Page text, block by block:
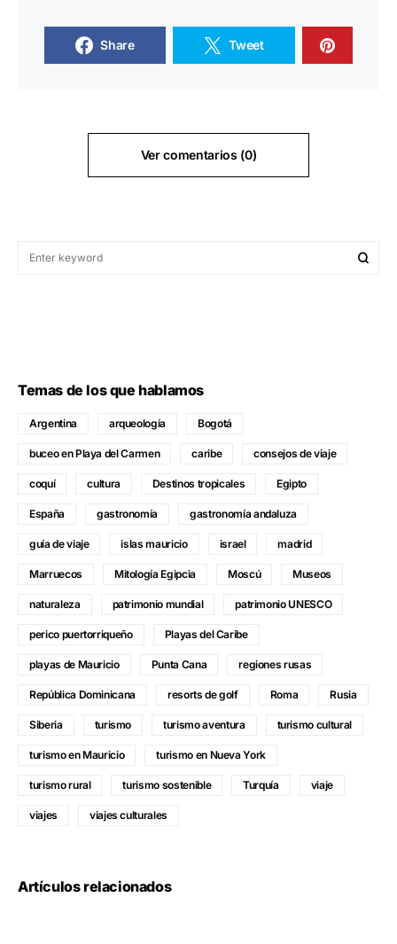
Share Tweet
Ver comentarios (0)
Temas de los que hablamos
Argentina arqueología Bogotá
buceo en Playa del Carmen caribe consejos de viaje
coquí cultura Destinos tropicales Egipto
España gastronomía gastronomía andaluza
guía de viaje islas mauricio israel madrid
Marruecos Mitología Egipcia Moscú Museos
naturaleza patrimonio mundial patrimonio UNESCO
perico puertorriqueño Playas del Caribe
playas de Mauricio Punta Cana regiones rusas
República Dominicana resorts de golf Roma Rusia
Siberia turismo turismo aventura turismo cultural
turismo en Mauricio turismo en Nueva York
turismo rural turismo sostenible Turquía viaje
viajes viajes culturales
Artículos relacionados